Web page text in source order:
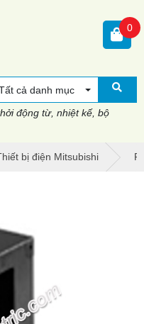
cả danh mục
động từ, nhiệt kế, bộ
0
bị điện Mitsubishi